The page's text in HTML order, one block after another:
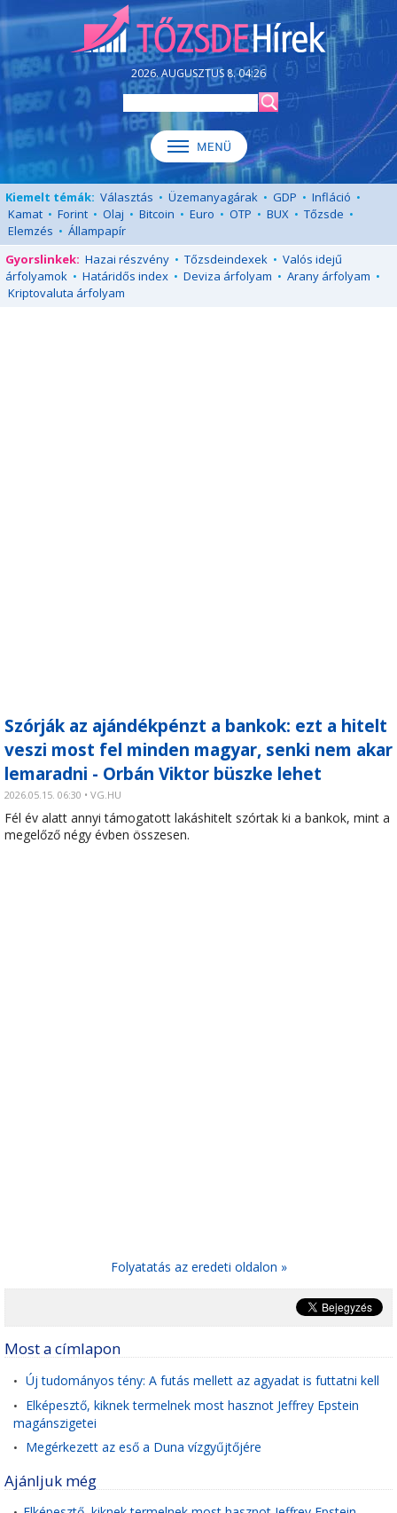
2026. AUGUSZTUS 8. 04:26
Kiemelt témák: Választás • Üzemanyagárak • GDP • Infláció •
Kamat • Forint • Olaj • Bitcoin • Euro • OTP • BUX • Tőzsde •
Elemzés • Állampapír
Gyorslinkek: Hazai részvény • Tőzsdeindexek • Valós idejű
árfolyamok • Határidős index • Deviza árfolyam • Arany árfolyam •
Kriptovaluta árfolyam
Szórják az ajándékpénzt a bankok: ezt a hitelt
veszi most fel minden magyar, senki nem akar
lemaradni - Orbán Viktor büszke lehet
2026.05.15. 06:30 • VG.HU
Fél év alatt annyi támogatott lakáshitelt szórtak ki a bankok, mint a
megelőző négy évben összesen.
Folyatatás az eredeti oldalon »
Most a címlapon
• Új tudományos tény: A futás mellett az agyadat is futtatni kell
• Elképesztő, kiknek termelnek most hasznot Jeffrey Epstein
magánszigetei
• Megérkezett az eső a Duna vízgyűjtőjére
Ajánljuk még